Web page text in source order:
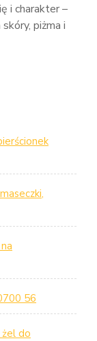
i charakter –
piżma i
56
do